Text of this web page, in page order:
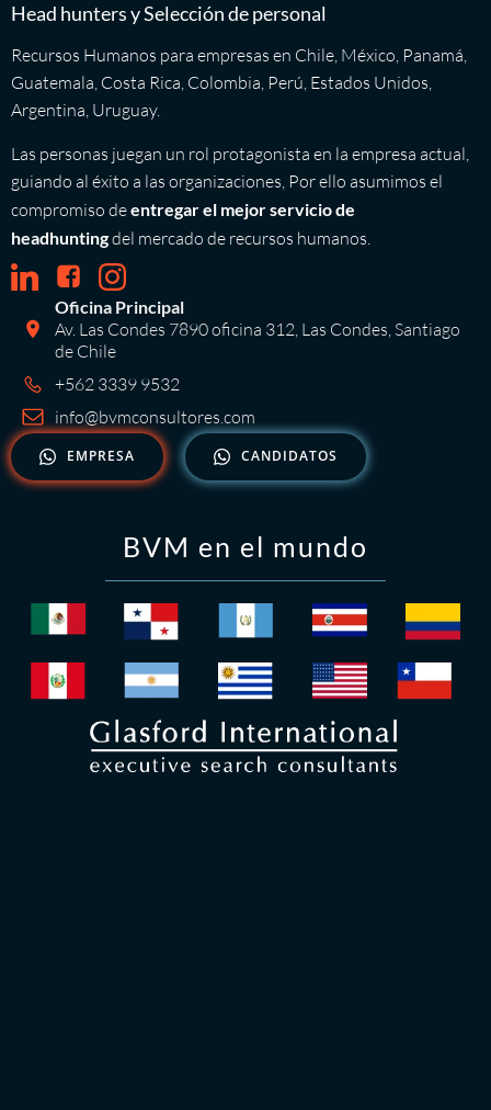
Head hunters y Selección de personal
Recursos Humanos para empresas en Chile, México, Panamá,
Guatemala, Costa Rica, Colombia, Perú, Estados Unidos,
Argentina, Uruguay.
Las personas juegan un rol protagonista en la empresa actual,
guiando al éxito a las organizaciones, Por ello asumimos el
compromiso deentregar el mejor servicio de
headhuntingdel mercado de recursos humanos.
Oficina Principal
Av. Las Condes 7890 oficina 312, Las Condes, Santiago
de Chile
+562 3339 9532
info@bvmconsultores.com
EMPRESA CANDIDATOS
BVM en el mundo